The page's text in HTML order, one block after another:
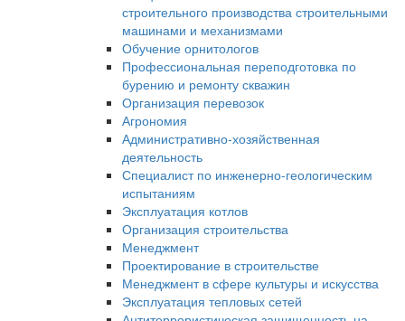
строительного производства строительными
машинами и механизмами
Обучение орнитологов
Профессиональная переподготовка по
бурению и ремонту скважин
Организация перевозок
Агрономия
Административно-хозяйственная
деятельность
Специалист по инженерно-геологическим
испытаниям
Эксплуатация котлов
Организация строительства
Менеджмент
Проектирование в строительстве
Менеджмент в сфере культуры и искусства
Эксплуатация тепловых сетей